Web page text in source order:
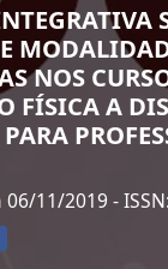
NOS
FÍSICA A
06/11/2019 -